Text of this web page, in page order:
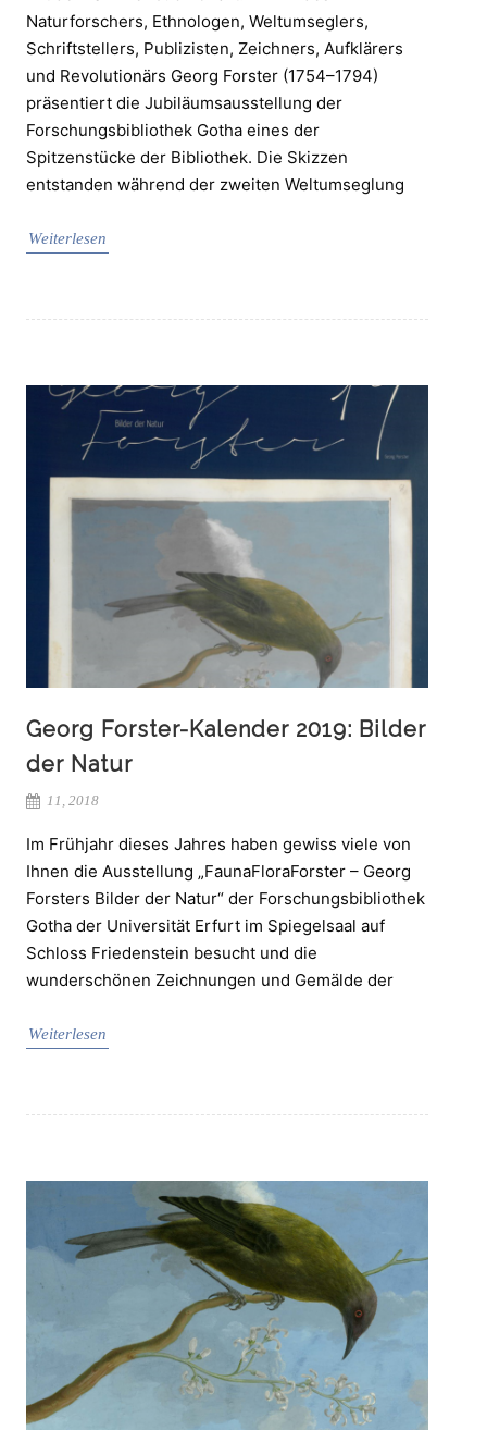
Naturforschers, Ethnologen, Weltumseglers,
Schriftstellers, Publizisten, Zeichners, Aufklärers
und Revolutionärs Georg Forster (1754–1794)
präsentiert die Jubiläumsausstellung der
Forschungsbibliothek Gotha eines der
Spitzenstücke der Bibliothek. Die Skizzen
entstanden während der zweiten Weltumseglung
Weiterlesen
Georg Forster-Kalender 2019: Bilder
der Natur
11, 2018
Im Frühjahr dieses Jahres haben gewiss viele von
Ihnen die Ausstellung „FaunaFloraForster – Georg
Forsters Bilder der Natur“ der Forschungsbibliothek
Gotha der Universität Erfurt im Spiegelsaal auf
Schloss Friedenstein besucht und die
wunderschönen Zeichnungen und Gemälde der
Weiterlesen